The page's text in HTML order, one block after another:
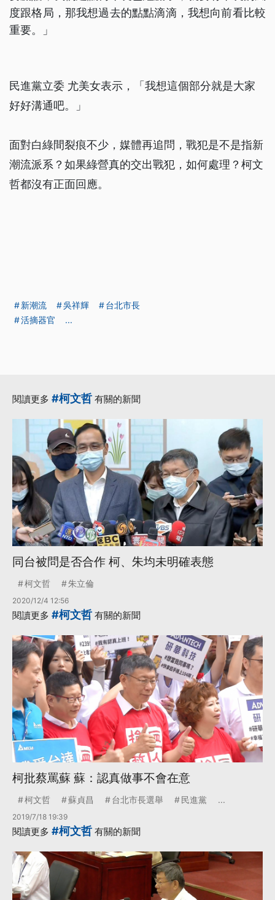
度跟格局，那我想過去的點點滴滴，我想向前看比較
重要。」
民進黨立委 尤美女表示，「我想這個部分就是大家
好好溝通吧。」
面對白綠間裂痕不少，媒體再追問，戰犯是不是指新
潮流派系？如果綠營真的交出戰犯，如何處理？柯文
哲都沒有正面回應。
新潮流 吳祥輝
台北市長
活摘器官
...
閱讀更多 #柯文哲 有關的新聞
同台被問是否合作 柯、朱均未明確表態
柯文哲 朱立倫
2020/12/4 12:56
閱讀更多 #柯文哲 有關的新聞
柯批蔡罵蘇 蘇：認真做事不會在意
柯文哲 蘇貞昌 台北市長選舉 民進黨 ...
2019/7/18 19:39
閱讀更多 #柯文哲 有關的新聞